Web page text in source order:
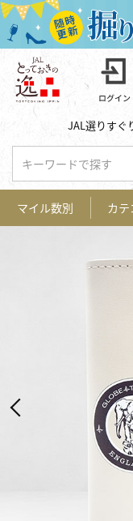
JAL選りすぐ
キーワードで探す
マイル数別 カテ